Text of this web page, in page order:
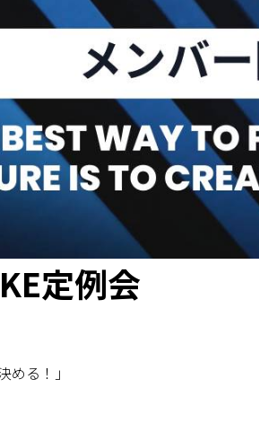
定例会
める！」